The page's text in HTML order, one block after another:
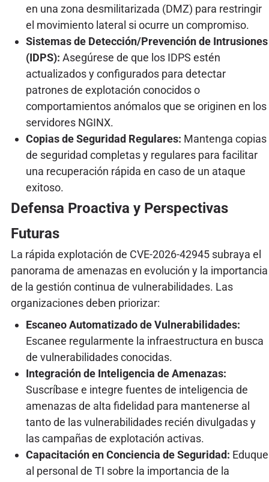
en una zona desmilitarizada (DMZ) para restringir
el movimiento lateral si ocurre un compromiso.
Sistemas de Detección/Prevención de Intrusiones
(IDPS): Asegúrese de que los IDPS estén
actualizados y configurados para detectar
patrones de explotación conocidos o
comportamientos anómalos que se originen en los
servidores NGINX.
Copias de Seguridad Regulares: Mantenga copias
de seguridad completas y regulares para facilitar
una recuperación rápida en caso de un ataque
exitoso.
Defensa Proactiva y Perspectivas
Futuras
La rápida explotación de CVE-2026-42945 subraya el
panorama de amenazas en evolución y la importancia
de la gestión continua de vulnerabilidades. Las
organizaciones deben priorizar:
Escaneo Automatizado de Vulnerabilidades:
Escanee regularmente la infraestructura en busca
de vulnerabilidades conocidas.
Integración de Inteligencia de Amenazas:
Suscríbase e integre fuentes de inteligencia de
amenazas de alta fidelidad para mantenerse al
tanto de las vulnerabilidades recién divulgadas y
las campañas de explotación activas.
Capacitación en Conciencia de Seguridad: Eduque
al personal de TI sobre la importancia de la